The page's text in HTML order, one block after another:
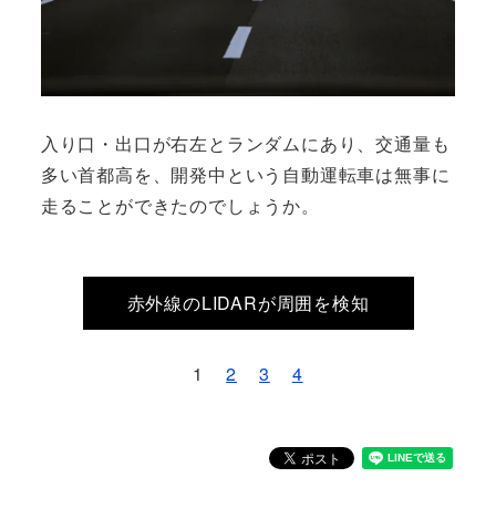
入り口・出口が右左とランダムにあり、交通量も
多い首都高を、開発中という自動運転車は無事に
走ることができたのでしょうか。
赤外線のLIDARが周囲を検知
1 2 3 4